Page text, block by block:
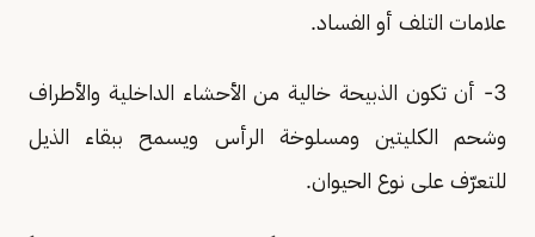
علامات التلف أو الفساد.
3- أن تكون الذبيحة خالية من الأحشاء الداخلية والأطراف
وشحم الكليتين ومسلوخة الرأس ويسمح ببقاء الذيل
للتعرّف على نوع الحيوان.